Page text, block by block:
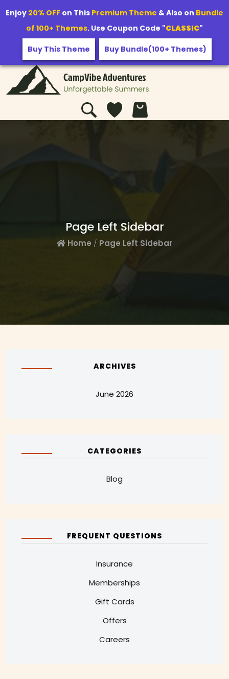
Page Left Sidebar
Home / Page Left Sidebar
ARCHIVES
June 2026
CATEGORIES
Blog
FREQUENT QUESTIONS
Insurance
Memberships
Gift Cards
Offers
Careers
Enjoy 20% OFF on This Premium Theme & Also on Bundle
of 100+ Themes. Use Coupon Code "CLASSIC"
Buy This Theme Buy Bundle(100+ Themes)